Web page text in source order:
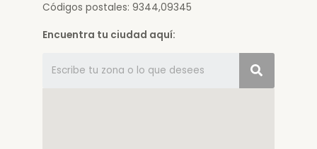
Códigos postales: 9344,09345
Encuentra tu ciudad aquí: